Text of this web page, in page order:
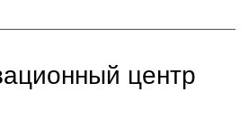
центр